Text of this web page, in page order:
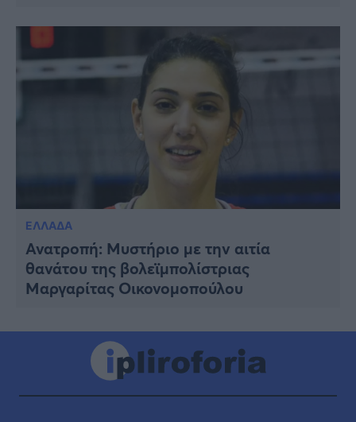
ΕΛΛΑΔΑ
Ανατροπή: Μυστήριο με την αιτία
θανάτου της βολεϊμπολίστριας
Μαργαρίτας Οικονομοπούλου